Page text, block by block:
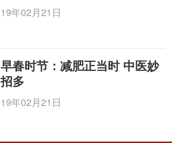
19年02月21日
早春时节：减肥正当时 中医妙
招多
19年02月21日